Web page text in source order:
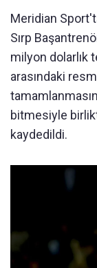
Meridian
Sırp
milyon dolarlık
arasındaki
bitmesiyle
kaydedildi.